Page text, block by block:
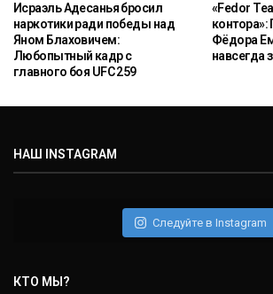
Исраэль Адесанья бросил
наркотики ради победы над
Яном Блаховичем:
Любопытный кадр с
главного боя UFC 259
«Fedor
Фёдора
навсегда
НАШ INSTAGRAM
Следуйте в Instagram
КТО МЫ?